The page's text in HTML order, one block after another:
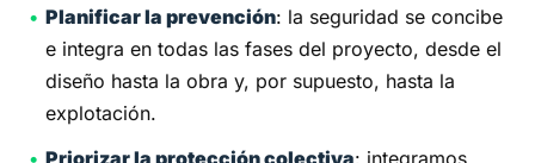
Planificar la prevención: la seguridad se concibe
e integra en todas las fases del proyecto, desde el
diseño hasta la obra y, por supuesto, hasta la
explotación.
Priorizar la protección colectiva: integramos